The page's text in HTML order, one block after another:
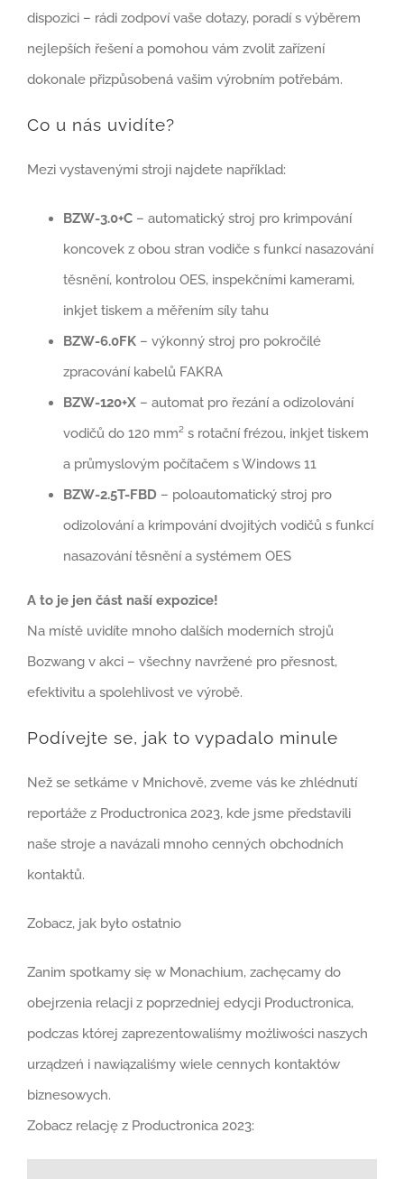
dispozici – rádi zodpoví vaše dotazy, poradí s výběrem
nejlepších řešení a pomohou vám zvolit zařízení
dokonale přizpůsobená vašim výrobním potřebám.
Co u nás uvidíte?
Mezi vystavenými stroji najdete například:
BZW-3.0+C– automatický stroj pro krimpování
koncovek z obou stran vodiče s funkcí nasazování
těsnění, kontrolou OES, inspekčními kamerami,
inkjet tiskem a měřením síly tahu
BZW-6.0FK– výkonný stroj pro pokročilé
zpracování kabelů FAKRA
BZW-120+X– automat pro řezání a odizolování
vodičů do 120 mm² s rotační frézou, inkjet tiskem
a průmyslovým počítačem s Windows 11
BZW-2.5T-FBD– poloautomatický stroj pro
odizolování a krimpování dvojitých vodičů s funkcí
nasazování těsnění a systémem OES
A to je jen část naší expozice!
Na místě uvidíte mnoho dalších moderních strojů
Bozwang v akci – všechny navržené pro přesnost,
efektivitu a spolehlivost ve výrobě.
Podívejte se, jak to vypadalo minule
Než se setkáme v Mnichově, zveme vás ke zhlédnutí
reportáže z Productronica 2023, kde jsme představili
naše stroje a navázali mnoho cenných obchodních
kontaktů.
Zobacz, jak było ostatnio
Zanim spotkamy się w Monachium, zachęcamy do
obejrzenia relacji z poprzedniej edycji Productronica,
podczas której zaprezentowaliśmy możliwości naszych
urządzeń i nawiązaliśmy wiele cennych kontaktów
biznesowych.
Zobacz relację z Productronica 2023: